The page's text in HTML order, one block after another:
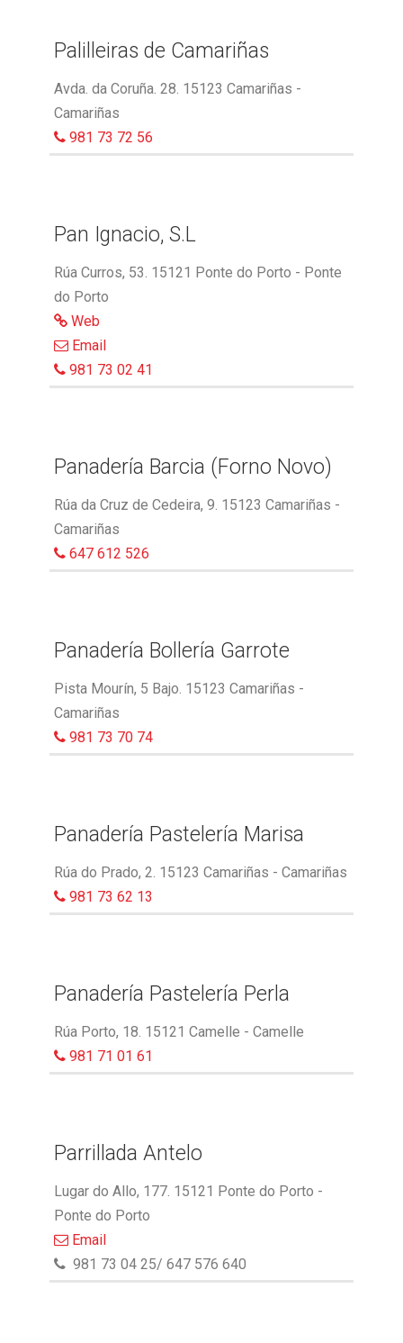
Palilleiras de Camariñas
Avda. da Coruña. 28. 15123 Camariñas -
Camariñas
981 73 72 56
Pan Ignacio, S.L
Rúa Curros, 53. 15121 Ponte do Porto - Ponte
do Porto
Web
Email
981 73 02 41
Panadería Barcia (Forno Novo)
Rúa da Cruz de Cedeira, 9. 15123 Camariñas -
Camariñas
647 612 526
Panadería Bollería Garrote
Pista Mourín, 5 Bajo. 15123 Camariñas -
Camariñas
981 73 70 74
Panadería Pastelería Marisa
Rúa do Prado, 2. 15123 Camariñas - Camariñas
981 73 62 13
Panadería Pastelería Perla
Rúa Porto, 18. 15121 Camelle - Camelle
981 71 01 61
Parrillada Antelo
Lugar do Allo, 177. 15121 Ponte do Porto -
Ponte do Porto
Email
981 73 04 25/ 647 576 640